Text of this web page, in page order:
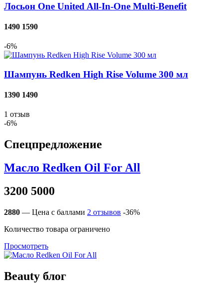
Лосьон One United All-In-One Multi-Benefit
1490 1590
-6%
Шампунь Redken High Rise Volume 300 мл
1390 1490
1 отзыв
-6%
Спецпредложение
Масло Redken Oil For All
3200 5000
2880 — Цена с баллами 2 отзывов -36%
Количество товара ограничено
Просмотреть
Beauty блог